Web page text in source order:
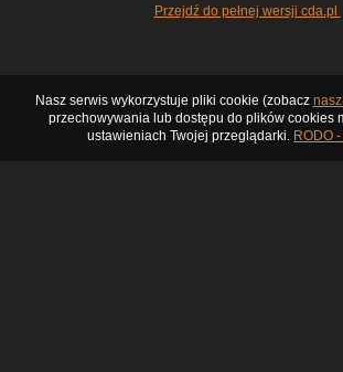
Przejdź do pełnej wersji cda.pl
Nasz serwis wykorzystuje pliki cookie (zobacz
przechowywania lub dostępu do plików cookies
ustawieniach Twojej przeglądarki. RODO